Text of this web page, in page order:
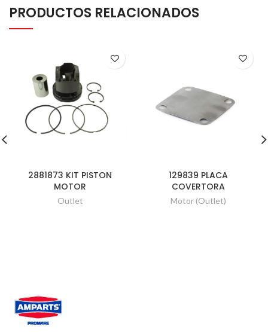
PRODUCTOS RELACIONADOS
2881873 KIT PISTON
MOTOR
Outlet
129839 PLACA
COVERTORA
Motor (Outlet)